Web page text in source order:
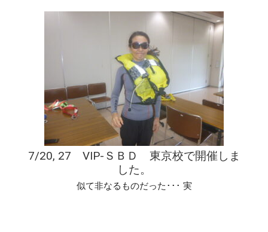
7/20, 27 VIP-ＳＢＤ 東京校で開催しま
した。
似て非なるものだった･･･ 実